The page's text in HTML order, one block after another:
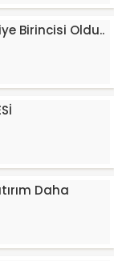
Birincisi Oldu..
Daha